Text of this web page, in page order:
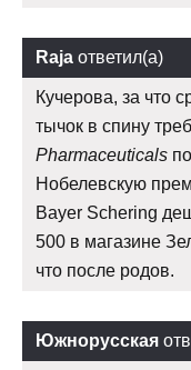
Raja ответил(а)
Кучерова, за что
тычок в спину
Pharmaceuticals
Нобелевскую
Bayer Schering
500 в магазине
что после родов.
Южнорусская